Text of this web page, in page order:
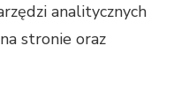
analitycznych
stronie oraz